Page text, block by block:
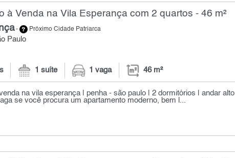
à Venda na Vila Esperança com 2 quartos - 46 m²
- Próximo Cidade Patriarca
Paulo
1 suíte 1 vaga 46 m²
na vila esperança | penha - são paulo | 2 dormitórios | andar alto
se você procura um apartamento moderno, bem l...